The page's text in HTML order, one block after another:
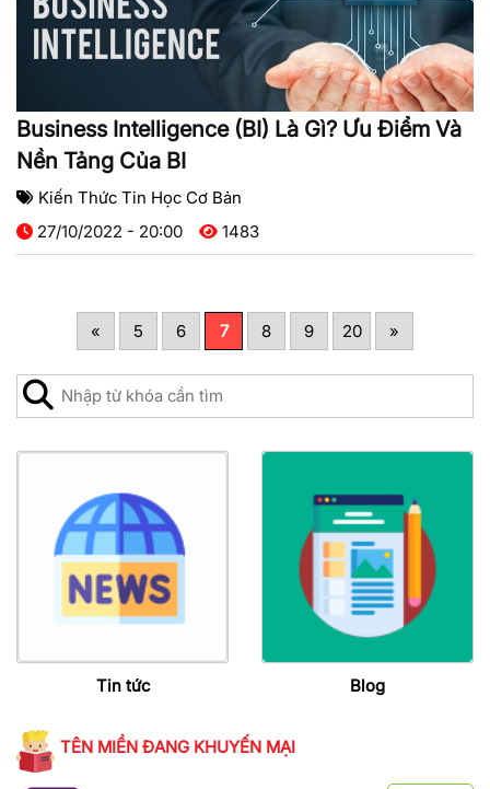
Business Intelligence (BI) Là Gì? Ưu Điểm Và
Nền Tảng Của BI
Kiến Thức Tin Học Cơ Bản
27/10/2022 - 20:00
1483
« 5 6 7 8 9 20 »
Tin tức Blog
TÊN MIỀN ĐANG KHUYẾN MẠI